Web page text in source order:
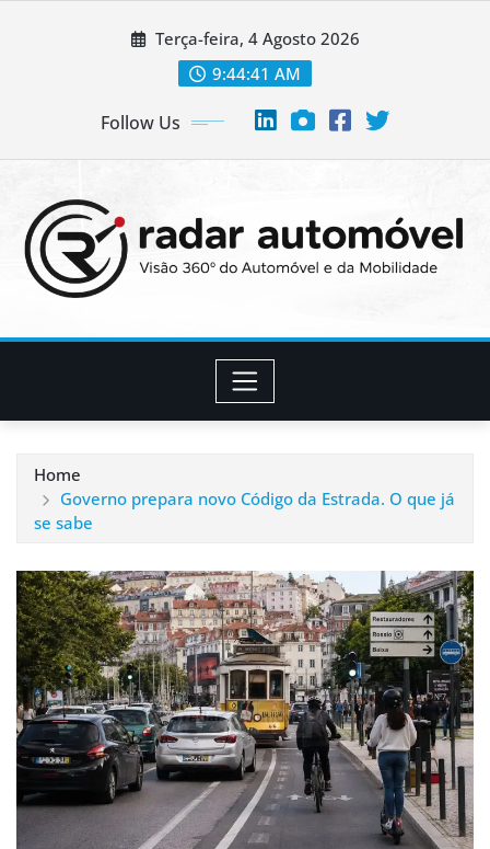
Terça-feira, 4 Agosto 2026
9:44:42 AM
Follow Us
Home
Governo prepara novo Código da Estrada. O que já
se sabe